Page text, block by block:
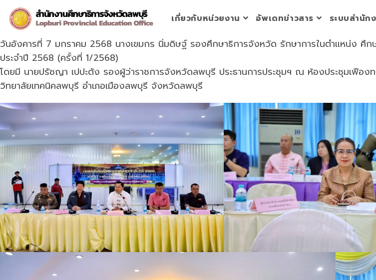
content
เกี่ยวกับหน่วยงาน อัพเดทข่าวสาร ระบบสำนัก
วันอังคารที่ 7 มกราคม 2568 นางเขมกร นิ่มดิษฐ์ รองศึกษาธิการจังหวัด รักษาการในตำแหน่ง ศึก
ประจำปี 2568 (ครั้งที่ 1/2568)
โดยมี นายปรัชญา เปปะตัง รองผู้ว่าราชการจังหวัดลพบุรี ประธานการประชุมฯ ณ ห้องประชุมเฟือ
วิทยาลัยเทคนิคลพบุรี อำเภอเมืองลพบุรี จังหวัดลพบุรี